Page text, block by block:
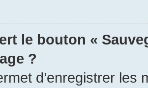
le bouton «
?
d’enregistrer